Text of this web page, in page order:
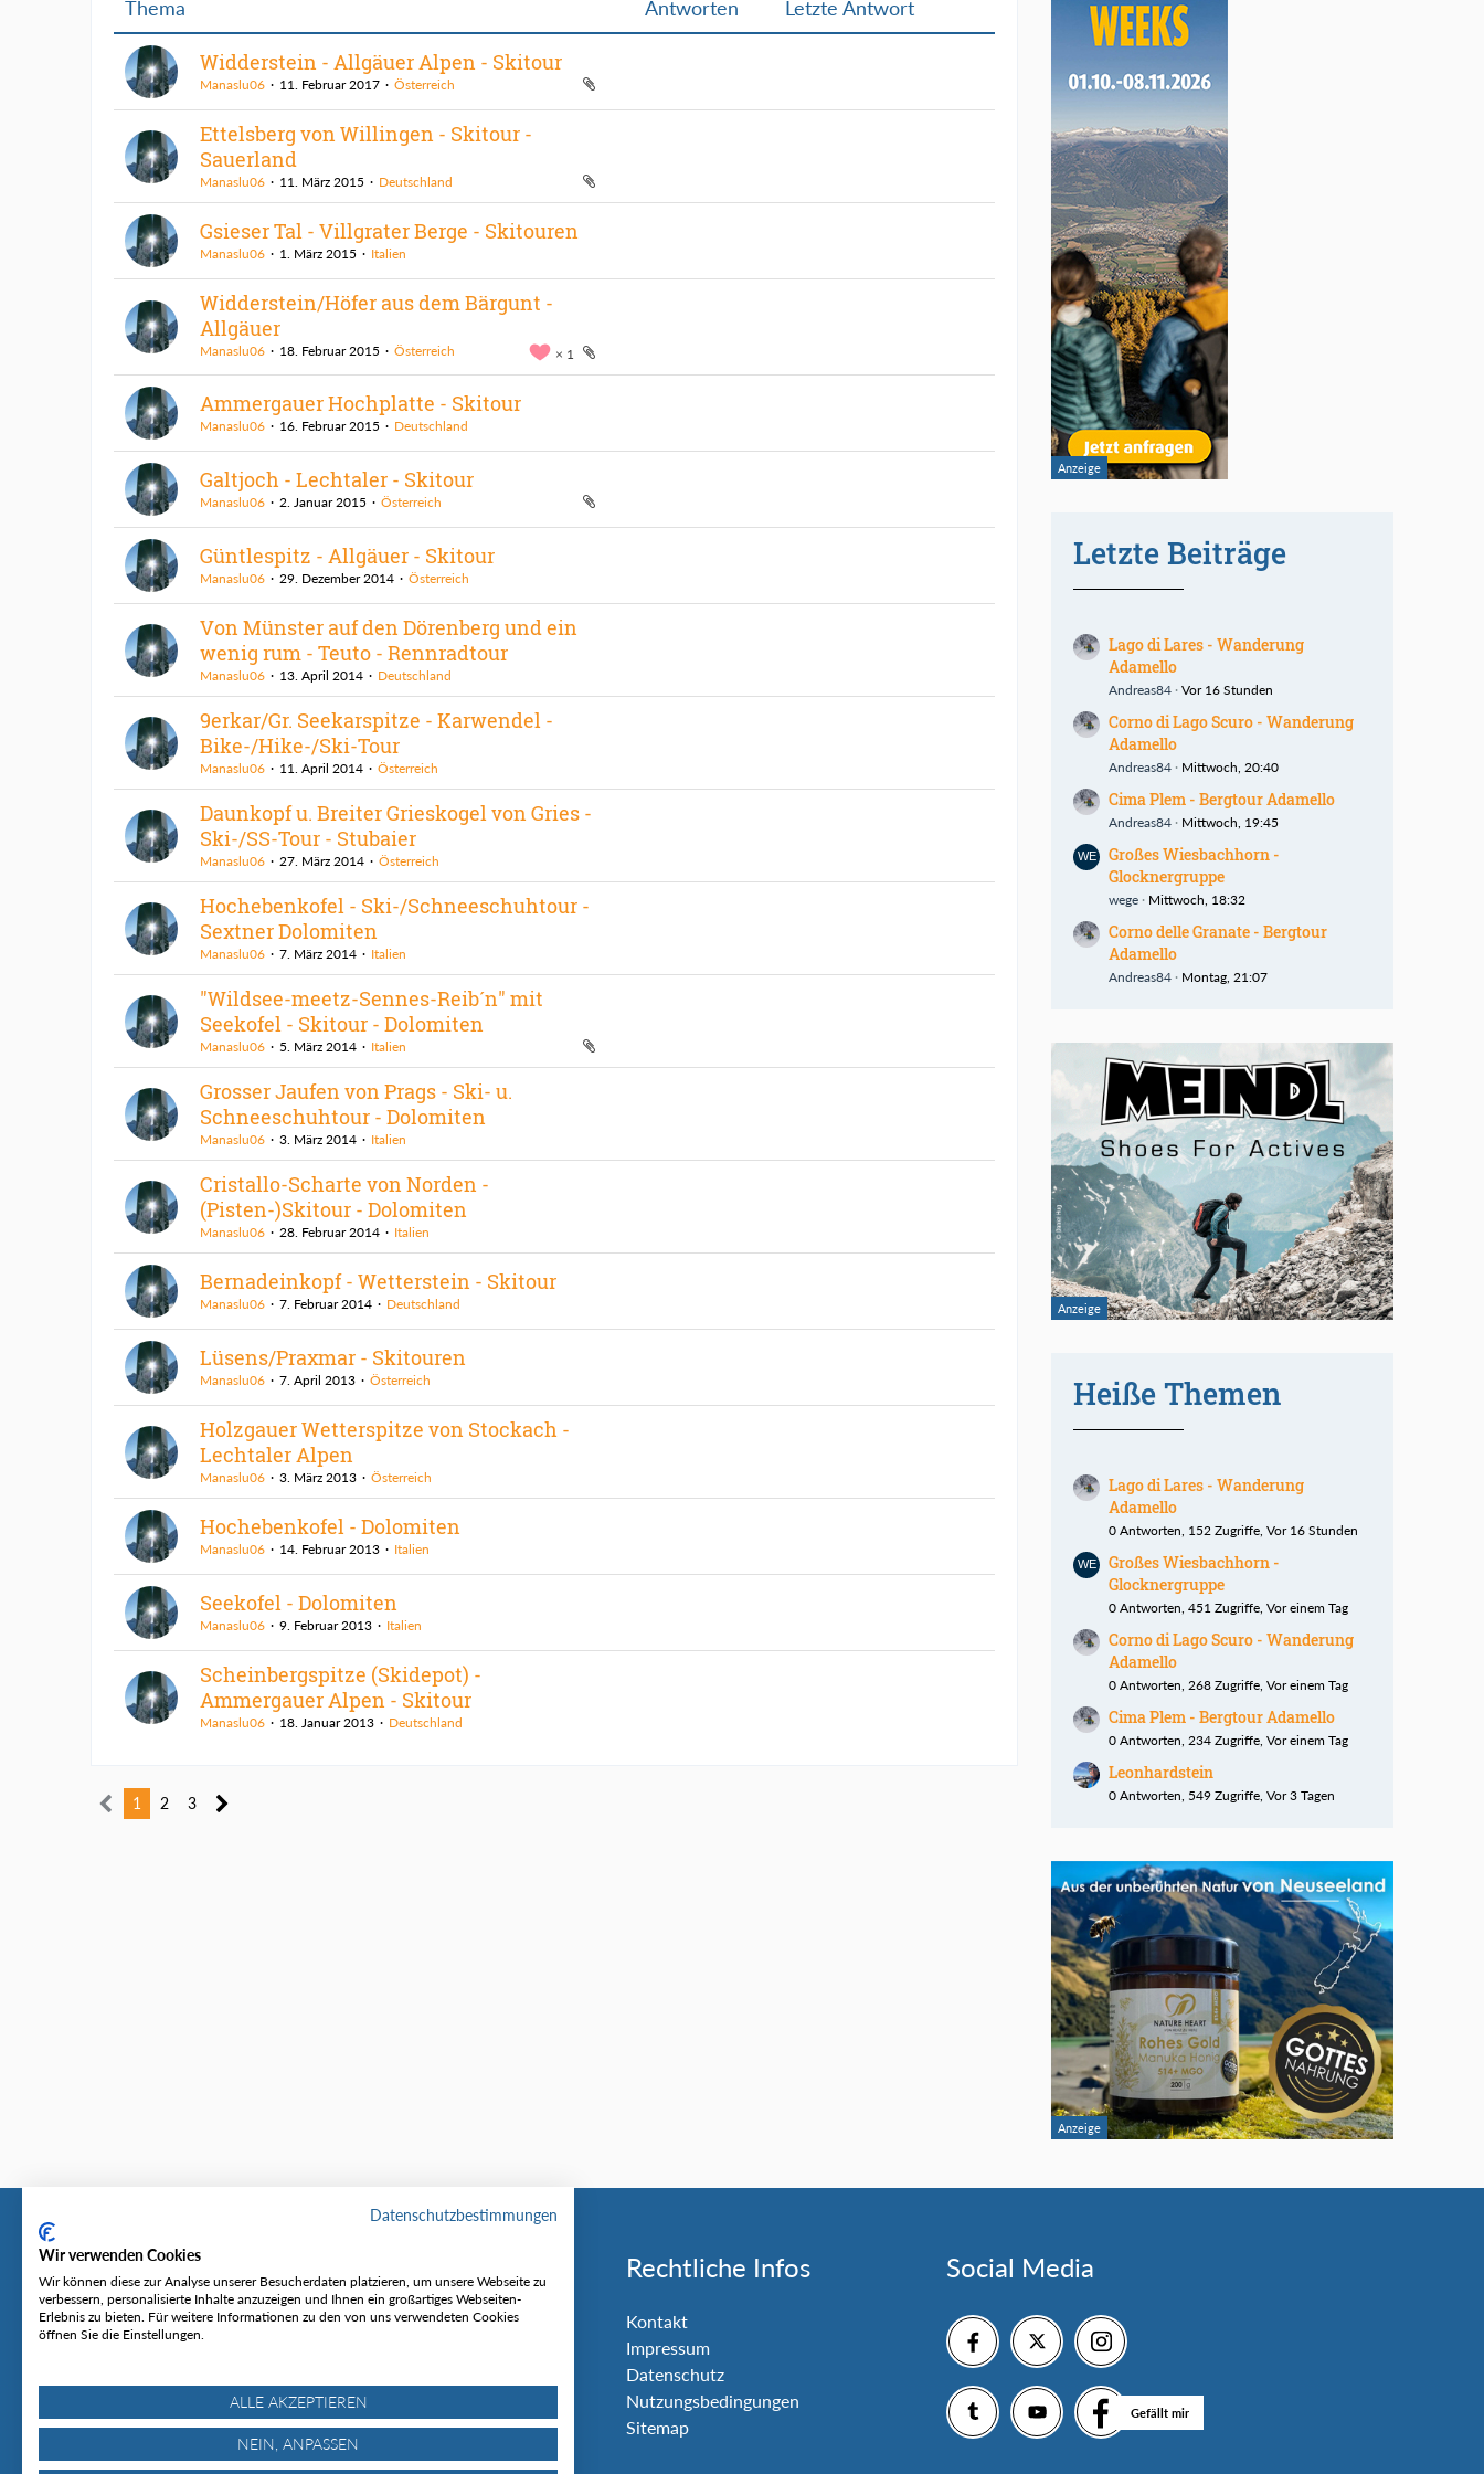
Thema Antworten Letzte Antwort
Widderstein - Allgäuer Alpen - Skitour
Manaslu06 11. Februar 2017 Österreich
Ettelsberg von Willingen - Skitour -
Sauerland
Manaslu06 11. März 2015 Deutschland
Gsieser Tal - Villgrater Berge - Skitouren
Manaslu06 1. März 2015 Italien
Widderstein/Höfer aus dem Bärgunt -
Allgäuer
1
Manaslu06 18. Februar 2015 Österreich
Ammergauer Hochplatte - Skitour
Manaslu06 16. Februar 2015 Deutschland
Galtjoch - Lechtaler - Skitour
Manaslu06 2. Januar 2015 Österreich
Güntlespitz - Allgäuer - Skitour
Manaslu06 29. Dezember 2014 Österreich
Von Münster auf den Dörenberg und ein
wenig rum - Teuto - Rennradtour
Manaslu06 13. April 2014 Deutschland
9erkar/Gr. Seekarspitze - Karwendel -
Bike-/Hike-/Ski-Tour
Manaslu06 11. April 2014 Österreich
Daunkopf u. Breiter Grieskogel von Gries -
Ski-/SS-Tour - Stubaier
Manaslu06 27. März 2014 Österreich
Hochebenkofel - Ski-/Schneeschuhtour -
Sextner Dolomiten
Manaslu06 7. März 2014 Italien
"Wildsee-meetz-Sennes-Reib´n" mit
Seekofel - Skitour - Dolomiten
Manaslu06 5. März 2014 Italien
Grosser Jaufen von Prags - Ski- u.
Schneeschuhtour - Dolomiten
Manaslu06 3. März 2014 Italien
Cristallo-Scharte von Norden -
(Pisten-)Skitour - Dolomiten
Manaslu06 28. Februar 2014 Italien
Bernadeinkopf - Wetterstein - Skitour
Manaslu06 7. Februar 2014 Deutschland
Lüsens/Praxmar - Skitouren
Manaslu06 7. April 2013 Österreich
Holzgauer Wetterspitze von Stockach -
Lechtaler Alpen
Manaslu06 3. März 2013 Österreich
Hochebenkofel - Dolomiten
Manaslu06 14. Februar 2013 Italien
Seekofel - Dolomiten
Manaslu06 9. Februar 2013 Italien
Scheinbergspitze (Skidepot) -
Ammergauer Alpen - Skitour
Manaslu06 18. Januar 2013 Deutschland
1 2 3
Letzte Beiträge
Lago di Lares - Wanderung
Adamello
Andreas84 Vor 16 Stunden
Corno di Lago Scuro - Wanderung
Adamello
Andreas84 Mittwoch, 20:40
Cima Plem - Bergtour Adamello
Andreas84 Mittwoch, 19:45
Großes Wiesbachhorn -
Glocknergruppe
wege Mittwoch, 18:32
Corno delle Granate - Bergtour
Adamello
Andreas84 Montag, 21:07
Heiße Themen
Lago di Lares - Wanderung
Adamello
0 Antworten, 152 Zugriffe, Vor 16 Stunden
Großes Wiesbachhorn -
Glocknergruppe
0 Antworten, 451 Zugriffe, Vor einem Tag
Corno di Lago Scuro - Wanderung
Adamello
0 Antworten, 268 Zugriffe, Vor einem Tag
Cima Plem - Bergtour Adamello
0 Antworten, 234 Zugriffe, Vor einem Tag
Leonhardstein
0 Antworten, 549 Zugriffe, Vor 3 Tagen
Tourentipp
Über uns
Wetter & Lawinenlage
Rechtliche Infos
Kontakt
Impressum
Datenschutz
Nutzungsbedingungen
Sitemap
Social Media
Gefällt mir
Datenschutzbestimmungen
Wir verwenden Cookies
Wir können diese zur Analyse unserer Besucherdaten platzieren, um unsere Webseite zu
verbessern, personalisierte Inhalte anzuzeigen und Ihnen ein großartiges Webseiten-
Erlebnis zu bieten. Für weitere Informationen zu den von uns verwendeten Cookies
öffnen Sie die Einstellungen.
ALLE AKZEPTIEREN
NEIN, ANPASSEN